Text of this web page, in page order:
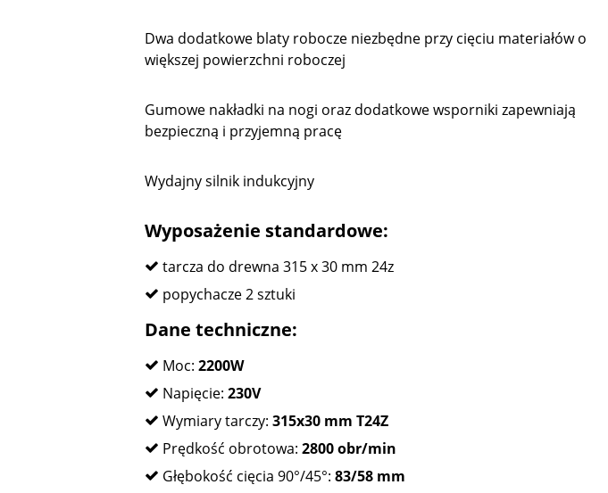
Dwa dodatkowe blaty robocze niezbędne przy cięciu materiałów o
większej powierzchni roboczej
Gumowe nakładki na nogi oraz dodatkowe wsporniki zapewniają
bezpieczną i przyjemną pracę
Wydajny silnik indukcyjny
Wyposażenie standardowe:
tarcza do drewna 315 x 30 mm 24z
popychacze 2 sztuki
Dane techniczne:
Moc: 2200W
Napięcie: 230V
Wymiary tarczy: 315x30 mm T24Z
Prędkość obrotowa: 2800 obr/min
Głębokość cięcia 90°/45°: 83/58 mm